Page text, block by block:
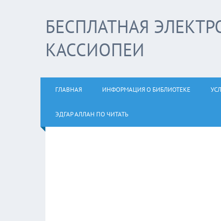
БЕСПЛАТНАЯ
КАССИОПЕИ
ГЛАВНАЯ ИНФОРМАЦИЯ О БИБЛИОТЕКЕ
ЭДГАР АЛЛАН ПО ЧИТАТЬ